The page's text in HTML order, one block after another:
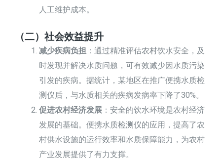
人工维护成本。
（二）社会效益提升
减少疾病负担 ：通过精准评估农村饮水安全，及
时发现并解决水质问题，可有效减少因水质污染
引发的疾病。据统计，某地区在推广便携水质检
测仪后，与水质相关的疾病发病率下降了30%。
促进农村经济发展 ：安全的饮水环境是农村经济
发展的基础。便携水质检测仪的应用，提高了农
村供水设施的运行效率和水质保障能力，为农村
产业发展提供了有力支撑。